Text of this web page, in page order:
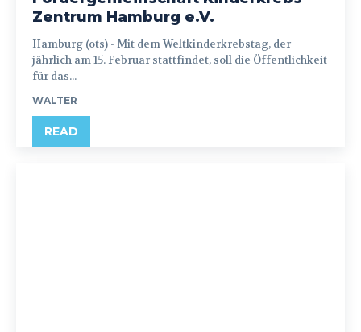
Zentrum Hamburg e.V.
Hamburg (ots) - Mit dem Weltkinderkrebstag, der
jährlich am 15. Februar stattfindet, soll die Öffentlichkeit
für das...
WALTER
READ